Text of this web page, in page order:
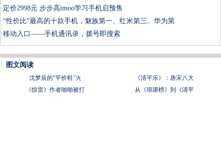
· 定价2998元 步步高imoo学习手机启预售
·“性价比”最高的十款手机，魅族第一、红米第三、华为第
·移动入口——手机通讯录，拨号即搜索
图文阅读
沈梦辰的“平价鞋”火
《清平乐》：唐宋八大
《惊雷》作者啪啪被打
从《琅琊榜》到《清平